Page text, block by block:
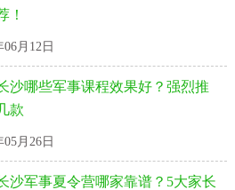
！
06月12日
沙哪些军事课程效果好？强烈推
款
05月26日
沙军事夏令营哪家靠谱？5大家长